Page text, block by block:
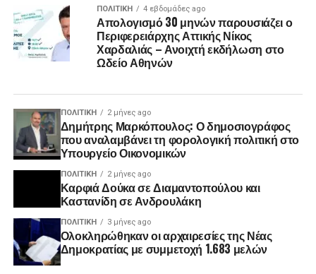
ΠΟΛΙΤΙΚΉ 4 εβδομάδες ago
Απολογισμό 30 μηνών παρουσιάζει ο
Περιφερειάρχης Αττικής Νίκος
Χαρδαλιάς – Ανοιχτή εκδήλωση στο
Ωδείο Αθηνών
ΠΟΛΙΤΙΚΉ 2 μήνες ago
Δημήτρης Μαρκόπουλος: Ο δημοσιογράφος
που αναλαμβάνει τη φορολογική πολιτική στο
Υπουργείο Οικονομικών
ΠΟΛΙΤΙΚΉ 2 μήνες ago
Καρφιά Δούκα σε Διαμαντοπούλου και
Καστανίδη σε Ανδρουλάκη
ΠΟΛΙΤΙΚΉ 3 μήνες ago
Ολοκληρώθηκαν οι αρχαιρεσίες της Νέας
Δημοκρατίας με συμμετοχή 1.683 μελών